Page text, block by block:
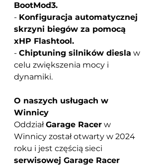
BootMod3.
- Konfiguracja automatycznej
skrzyni biegów za pomocą
xHP Flashtool.
- Chiptuning silników diesla w
celu zwiększenia mocy i
dynamiki.
O naszych usługach w
Winnicy
Oddział Garage Racer w
Winnicy został otwarty w 2024
roku i jest częścią sieci
serwisowej Garage Racer